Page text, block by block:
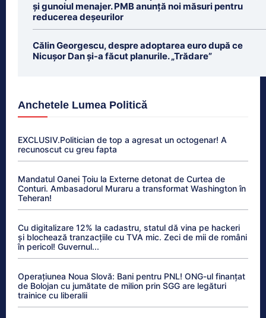
și gunoiul menajer. PMB anunță noi măsuri pentru
reducerea deșeurilor
Călin Georgescu, despre adoptarea euro după ce
Nicușor Dan și-a făcut planurile. „Trădare”
Anchetele Lumea Politică
EXCLUSIV.Politician de top a agresat un octogenar! A
recunoscut cu greu fapta
Mandatul Oanei Țoiu la Externe detonat de Curtea de
Conturi. Ambasadorul Muraru a transformat Washington în
Teheran!
Cu digitalizare 12% la cadastru, statul dă vina pe hackeri
și blochează tranzacțiile cu TVA mic. Zeci de mii de români
în pericol! Guvernul...
Operațiunea Noua Slovă: Bani pentru PNL! ONG-ul finanțat
de Bolojan cu jumătate de milion prin SGG are legături
trainice cu liberalii